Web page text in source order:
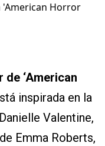
'American Horror
de ‘American
inspirada en la
Valentine,
Emma Roberts,